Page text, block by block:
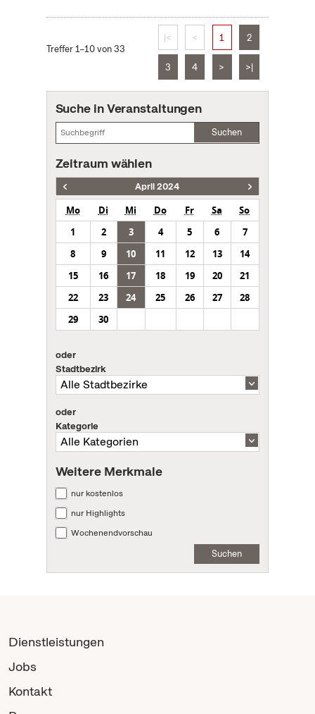
Treffer 1–10 von 33
|< < 1 2
3 4 > >|
Suche in Veranstaltungen
Suchen
Zeitraum wählen
April 2024
Mo Di Mi Do Fr Sa
So
1
2 3 4 5 6
7
8
9 10 11 12 13
14
15
16 17 18 19 20
21
22
23 24 25 26 27
28
29
30
oder
Stadtbezirk
oder
Kategorie
Weitere Merkmale
nur kostenlos
nur Highlights
Wochenendvorschau
Suchen
Dienstleistungen
Jobs
Kontakt